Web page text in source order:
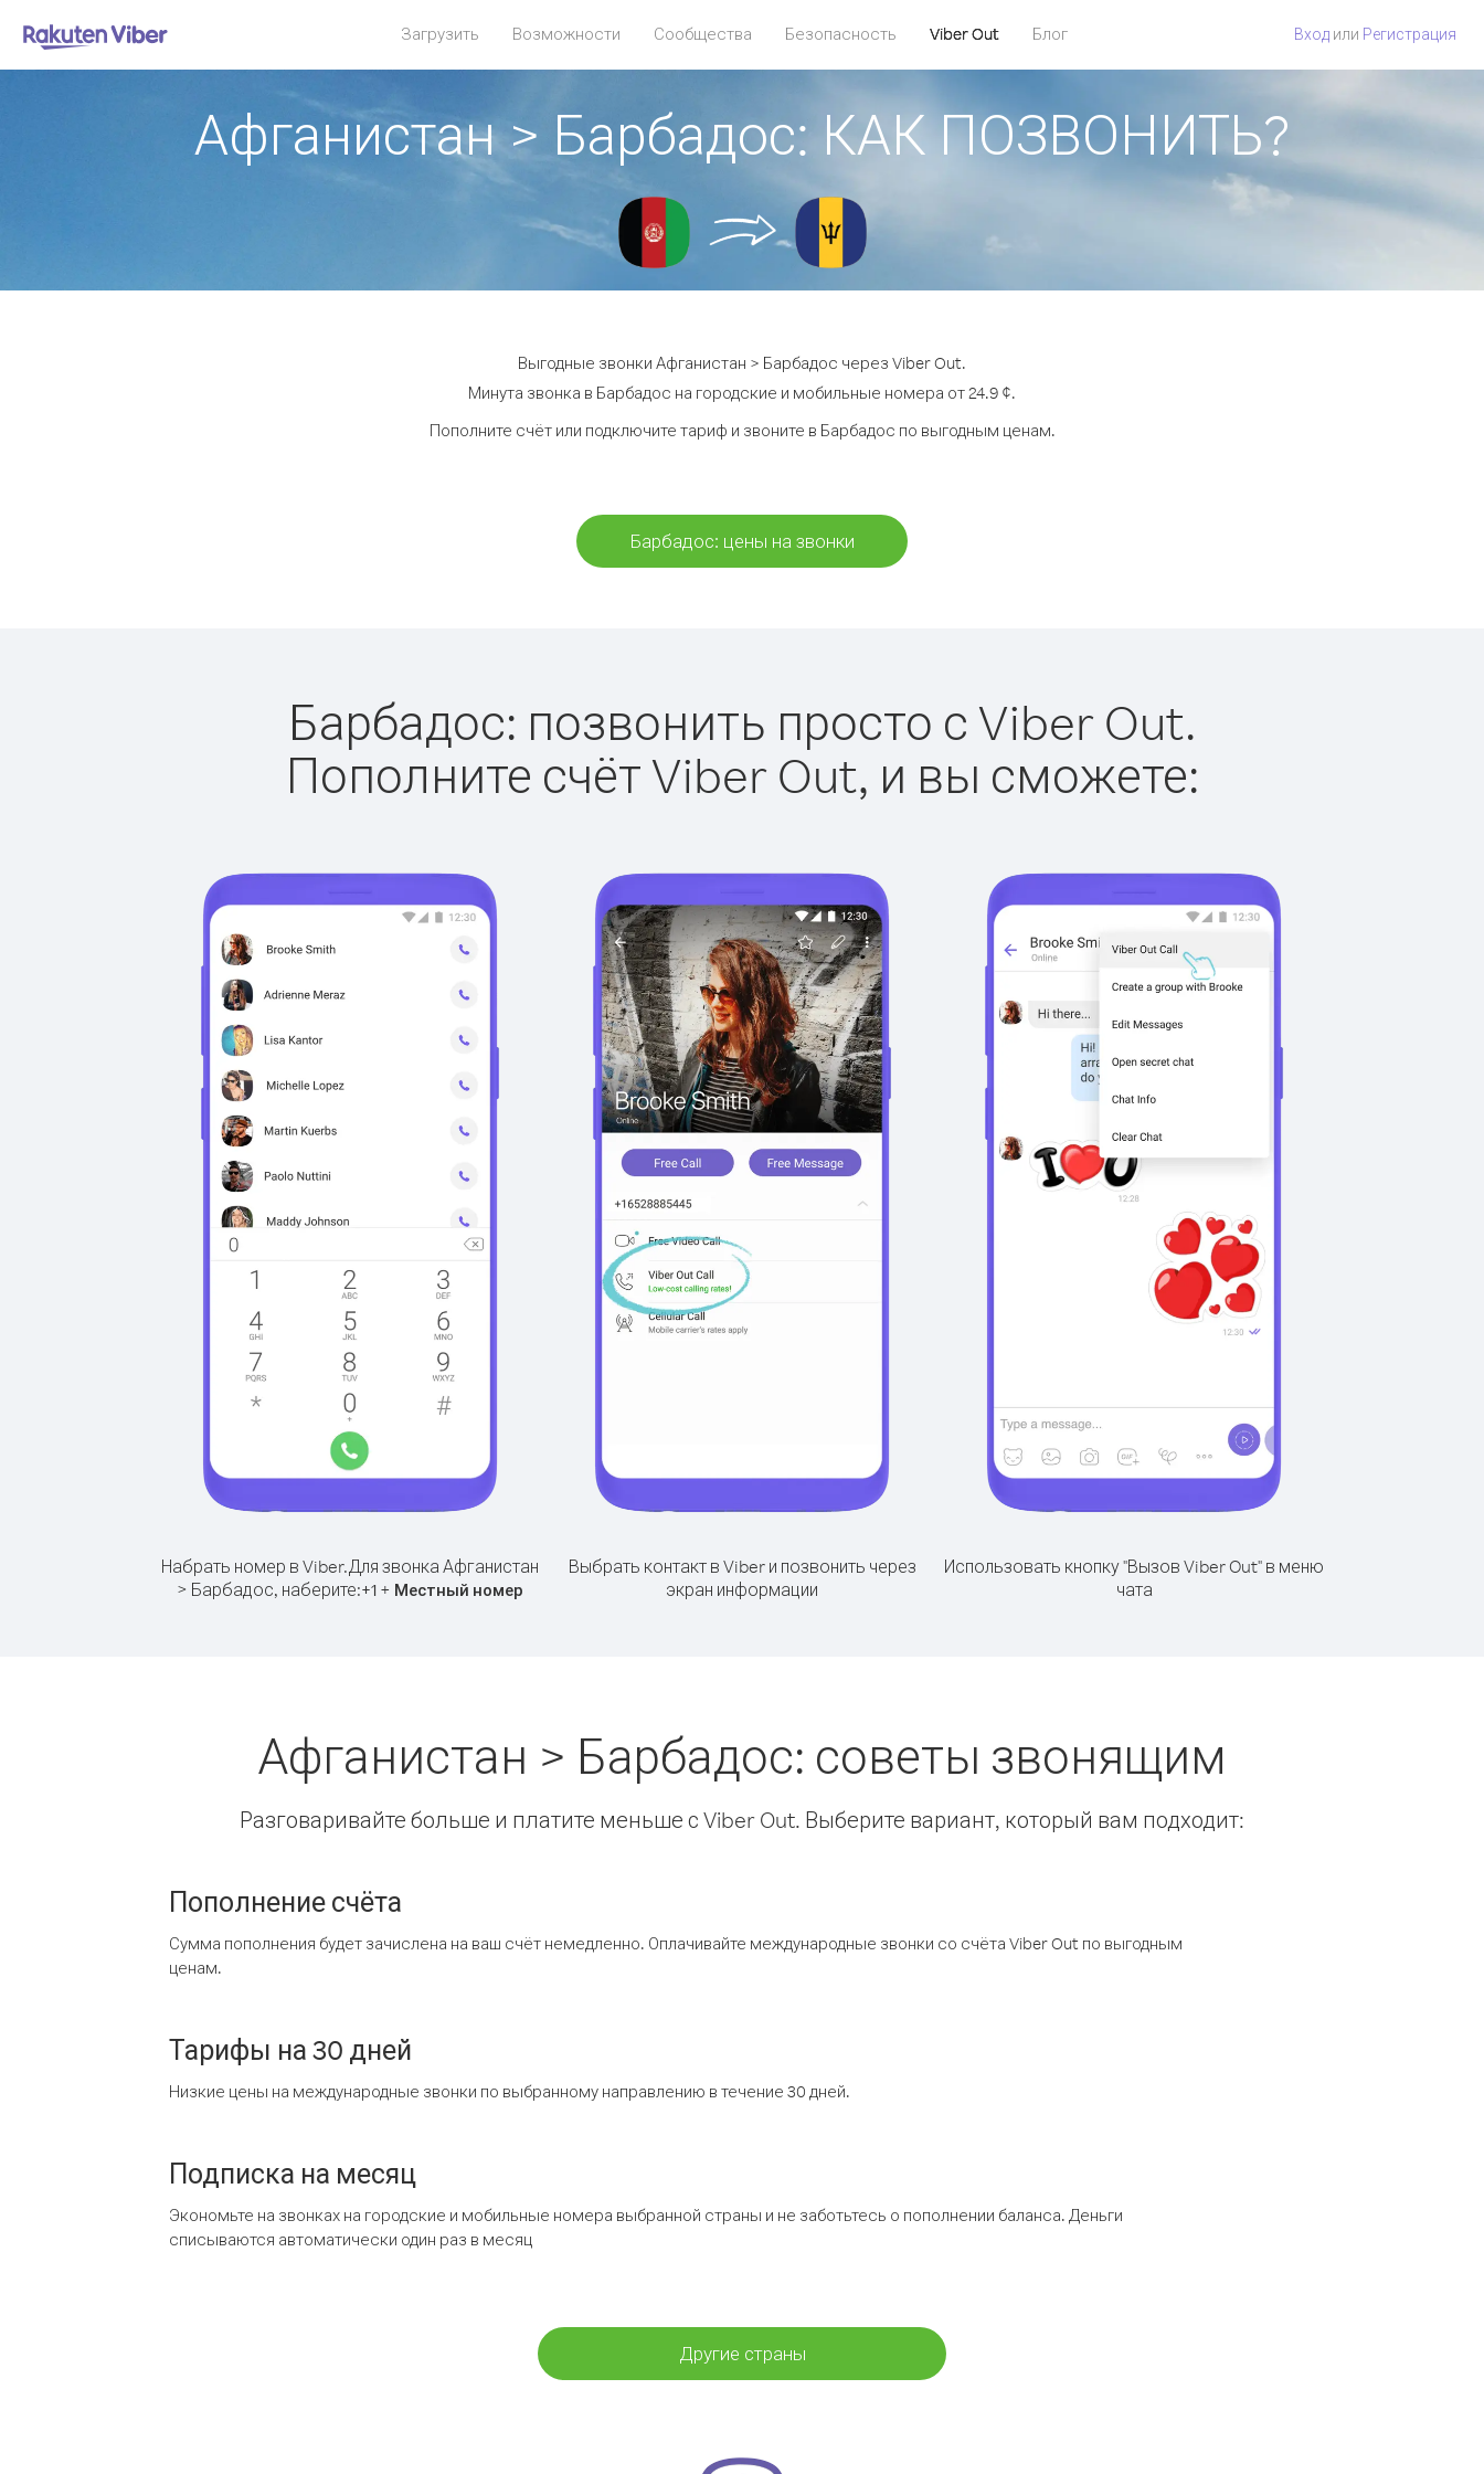
Загрузить Возможности Сообщества Безопасность Viber Out Блог Вход или Регистрация
Афганистан > Барбадос: КАК ПОЗВОНИТЬ?
Выгодные звонки Афганистан > Барбадос через Viber Out.
Минута звонка в Барбадос на городские и мобильные номера от 24.9 ¢.
Пополните счёт или подключите тариф и звоните в Барбадос по выгодным ценам.
Барбадос: цены на звонки
Барбадос: позвонить просто с Viber Out.
Пополните счёт Viber Out, и вы сможете:
Набрать номер в Viber.Для звонка Афганистан
> Барбадос, наберите:+1 + Местный номер
Выбрать контакт в Viber и позвонить через
экран информации
Использовать кнопку "Вызов Viber Out" в меню
чата
Афганистан > Барбадос: советы звонящим
Разговаривайте больше и платите меньше с Viber Out. Выберите вариант, который вам подходит:
Пополнение счёта
Сумма пополнения будет зачислена на ваш счёт немедленно. Оплачивайте международные звонки со счёта Viber Out по выгодным
ценам.
Тарифы на 30 дней
Низкие цены на международные звонки по выбранному направлению в течение 30 дней.
Подписка на месяц
Экономьте на звонках на городские и мобильные номера выбранной страны и не заботьтесь о пополнении баланса. Деньги
списываются автоматически один раз в месяц
Другие страны